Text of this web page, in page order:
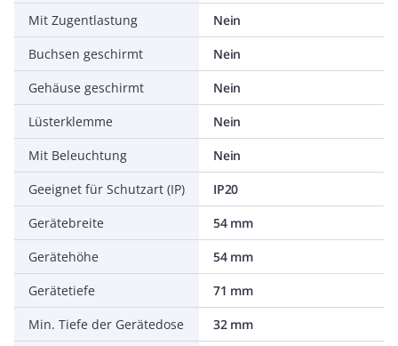
Mit Zugentlastung
Nein
Buchsen geschirmt
Nein
Gehäuse geschirmt
Nein
Lüsterklemme
Nein
Mit Beleuchtung
Nein
Geeignet für Schutzart (IP)
IP20
Gerätebreite
54 mm
Gerätehöhe
54 mm
Gerätetiefe
71 mm
Min. Tiefe der Gerätedose
32 mm